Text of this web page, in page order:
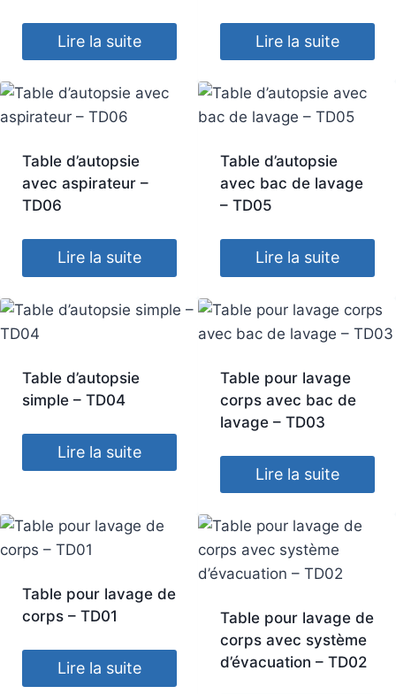
Lire la suite Lire la suite
Table d’autopsie
avec aspirateur –
TD06
Lire la suite
Table d’autopsie
avec bac de lavage
– TD05
Lire la suite
Table d’autopsie
simple – TD04
Lire la suite
Table pour lavage
corps avec bac de
lavage – TD03
Lire la suite
Table pour lavage de
corps – TD01
Lire la suite
Table pour lavage de
corps avec système
d’évacuation – TD02